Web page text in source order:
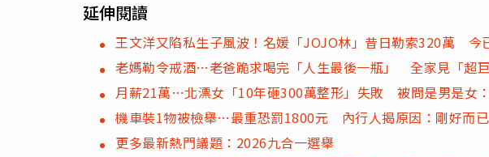
延伸閱讀
王文洋又陷私生子風波！名媛「JOJO林」昔日勒索320萬 今
老媽勒令戒酒…老爸跪求喝完「人生最後一瓶」 全家見「超
月薪21萬…北漂女「10年砸300萬整形」失敗 被問是男是女
機車裝1物被檢舉…最重恐罰1800元 內行人揭原因：剛好而已
更多最新熱門議題：2026九合一選舉